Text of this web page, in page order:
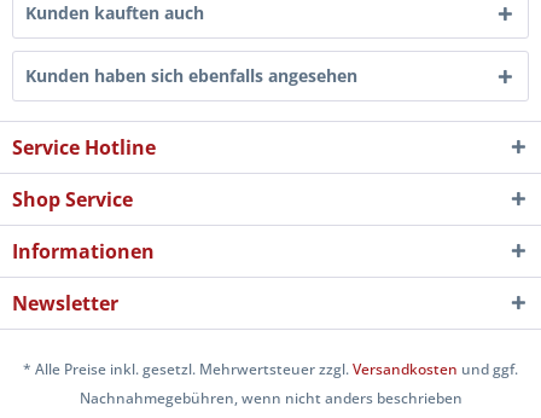
Kunden kauften auch
Kunden haben sich ebenfalls angesehen
Service Hotline
Shop Service
Informationen
Newsletter
* Alle Preise inkl. gesetzl. Mehrwertsteuer zzgl.Versandkosten und ggf.
Nachnahmegebühren, wenn nicht anders beschrieben